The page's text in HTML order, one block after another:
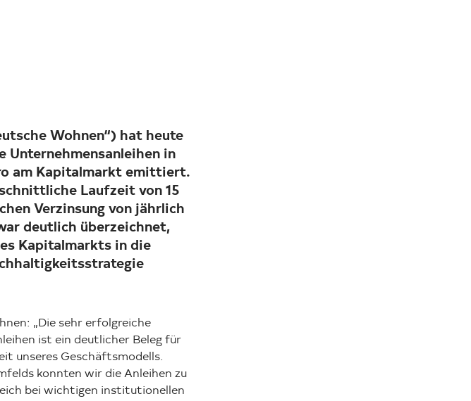
Wohnen“) hat heute
Unternehmensanleihen in
am Kapitalmarkt emittiert.
Laufzeit von 15
Verzinsung von jährlich
deutlich überzeichnet,
Kapitalmarkts in die
„Die sehr erfolgreiche
ist ein deutlicher Beleg für
unseres Geschäftsmodells.
konnten wir die Anleihen zu
bei wichtigen institutionellen